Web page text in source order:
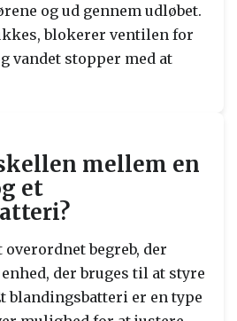
og ud gennem udløbet.
blokerer ventilen for
vandet stopper med at
mellem en
et
overordnet begreb, der
der bruges til at styre
blandingsbatteri er en type